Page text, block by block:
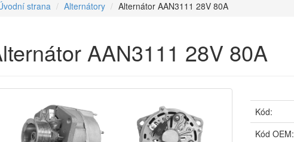
strana Alternátory Alternátor AAN3111 28V 80A
AAN3111 28V 80A
Kód:
Kód OEM: